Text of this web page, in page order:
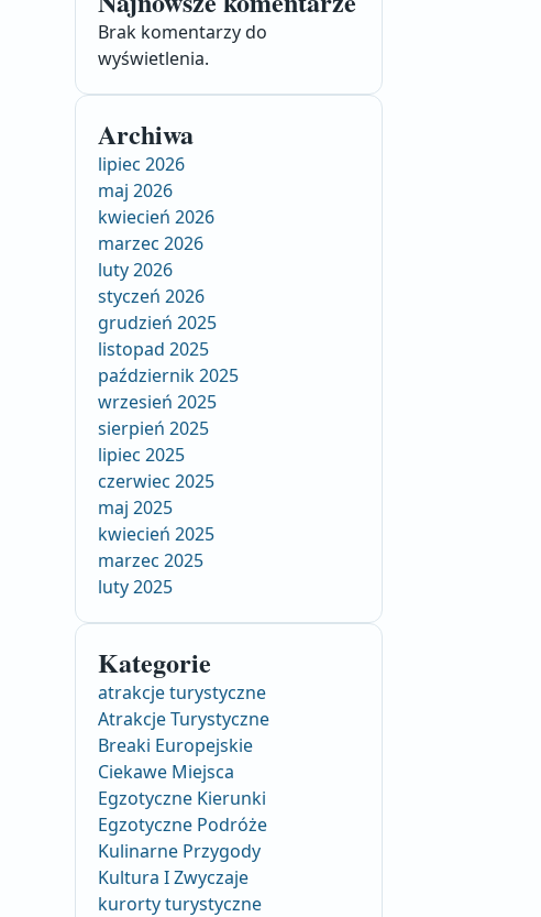
Brak komentarzy do
wyświetlenia.
Archiwa
lipiec 2026
maj 2026
kwiecień 2026
marzec 2026
luty 2026
styczeń 2026
grudzień 2025
listopad 2025
październik 2025
wrzesień 2025
sierpień 2025
lipiec 2025
czerwiec 2025
maj 2025
kwiecień 2025
marzec 2025
luty 2025
Kategorie
atrakcje turystyczne
Atrakcje Turystyczne
Breaki Europejskie
Ciekawe Miejsca
Egzotyczne Kierunki
Egzotyczne Podróże
Kulinarne Przygody
Kultura I Zwyczaje
kurorty turystyczne